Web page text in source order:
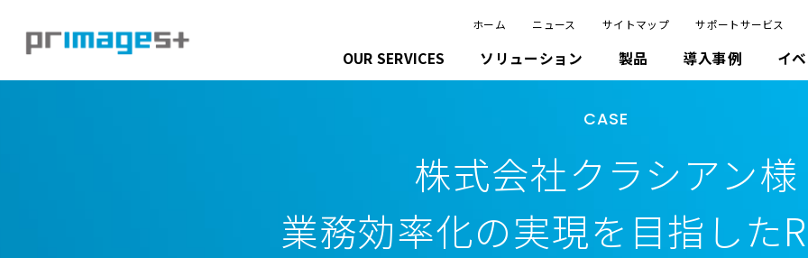
ホーム ニュース サイトマップ サポートサービス
OUR SERVICES ソリューション 製品 導入事例 イ
CASE
株式会社クラシアン様
業務効率化の実現を 目指した